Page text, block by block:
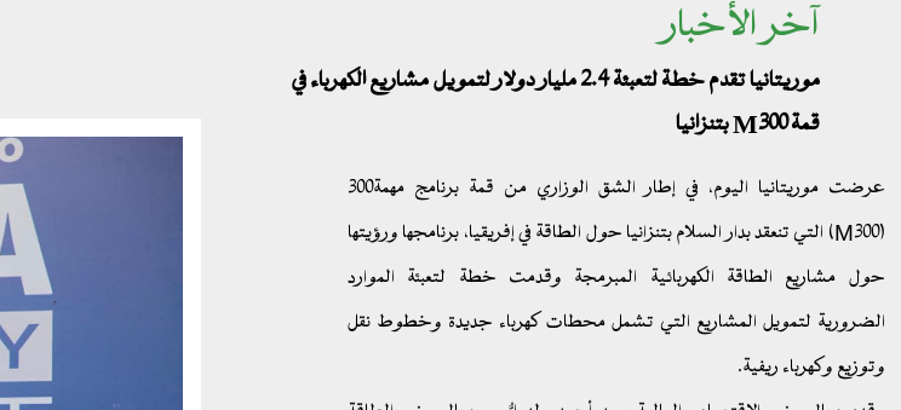
آخر الأخبار
موريتانيا تقدم خطة لتعبئة 2.4 مليار دولار لتمويل مشاريع الكهرباء في
قمة M300 بتنزانيا
عرضت موريتانيا اليوم، في إطار الشق الوزاري من قمة برنامج مهمة300
(M300) التي تنعقد بدار السلام بتنزانيا حول الطاقة في إفريقيا، برنامجها ورؤيتها
حول مشاريع الطاقة الكهربائية المبرمجة وقدمت خطة لتعبئة الموارد
الضرورية لتمويل المشاريع التي تشمل محطات كهرباء جديدة وخطوط نقل
وتوزيع وكهرباء ريفية.